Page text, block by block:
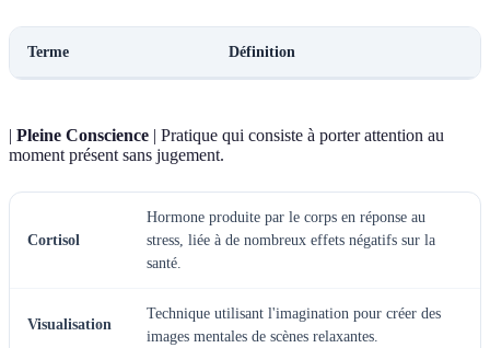
Terme Définition
| Pleine Conscience | Pratique qui consiste à porter attention au
moment présent sans jugement.
Cortisol
Hormone produite par le corps en réponse au
stress, liée à de nombreux effets négatifs sur la
santé.
Visualisation
Technique utilisant l'imagination pour créer des
images mentales de scènes relaxantes.